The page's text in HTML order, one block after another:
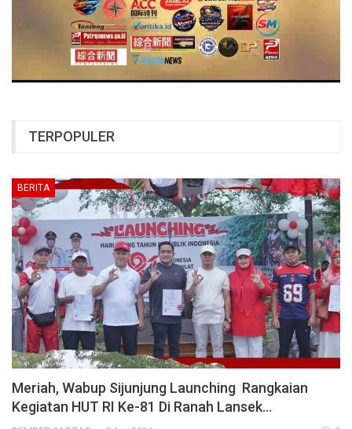
TERPOPULER
BERITA
Meriah, Wabup Sijunjung Launching Rangkaian
Kegiatan HUT RI Ke-81 Di Ranah Lansek…